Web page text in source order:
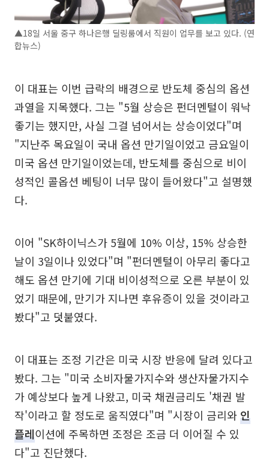
▲18일 서울 중구 하나은행 딜링룸에서 직원이 업무를 보고 있다. (연
합뉴스)
이 대표는 이번 급락의 배경으로 반도체 중심의 옵션
과열을 지목했다. 그는 "5월 상승은 펀더멘털이 워낙
좋기는 했지만, 사실 그걸 넘어서는 상승이었다"며
"지난주 목요일이 국내 옵션 만기일이었고 금요일이
미국 옵션 만기일이었는데, 반도체를 중심으로 비이
성적인 콜옵션 베팅이 너무 많이 들어왔다"고 설명했
다.
이어 "SK하이닉스가 5월에 10% 이상, 15% 상승한
날이 3일이나 있었다"며 "펀더멘털이 아무리 좋다고
해도 옵션 만기에 기대 비이성적으로 오른 부분이 있
었기 때문에, 만기가 지나면 후유증이 있을 것이라고
봤다"고 덧붙였다.
이 대표는 조정 기간은 미국 시장 반응에 달려 있다고
봤다. 그는 "미국 소비자물가지수와 생산자물가지수
가 예상보다 높게 나왔고, 미국 채권금리도 '채권 발
작'이라고 할 정도로 움직였다"며 "시장이 금리와인
플레이션에 주목하면 조정은 조금 더 이어질 수 있
다"고 진단했다.